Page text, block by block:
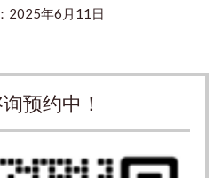
2025年6月11日
预约中！